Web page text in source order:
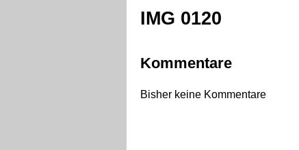
IMG 0120
Kommentare
Bisher keine Kommentare